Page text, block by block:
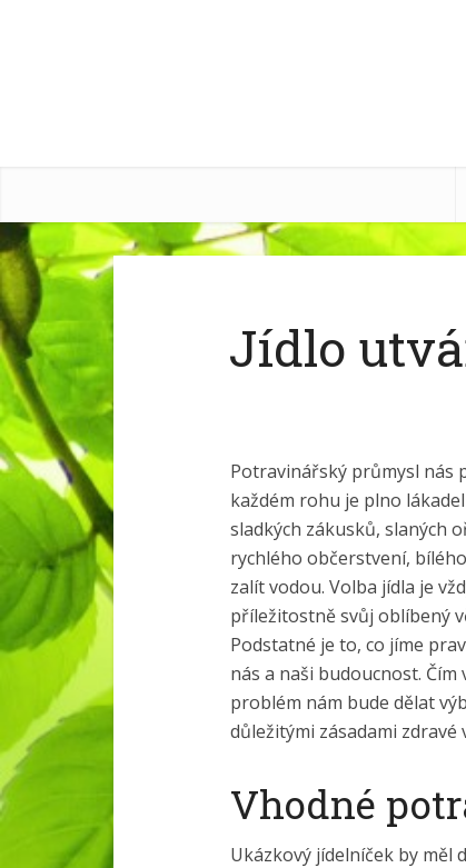
Jídlo
Potravinářský průmysl nás
každém rohu je plno
sladkých zákusků, slaných
rychlého občerstvení,
zalít vodou. Volba jídla je
příležitostně svůj oblíbený
Podstatné je to, co jíme
nás a naši budoucnost.
problém nám bude dělat
důležitými zásadami
Vhodné
Ukázkový jídelníček by měl